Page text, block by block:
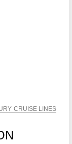
CRUISE LINES